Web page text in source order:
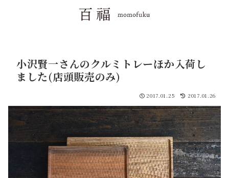
小沢賢一さんのクルミトレーほか入荷し
ました(店頭販売のみ)
2017.01.25 2017.01.26